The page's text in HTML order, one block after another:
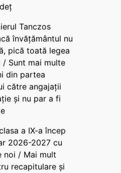
Tanczos
învățământul nu
pică toată legea
/ Sunt mai multe
din partea
către angajații
și nu par a fi
a IX-a încep
2026-2027 cu
noi / Mai mult
recapitulare și